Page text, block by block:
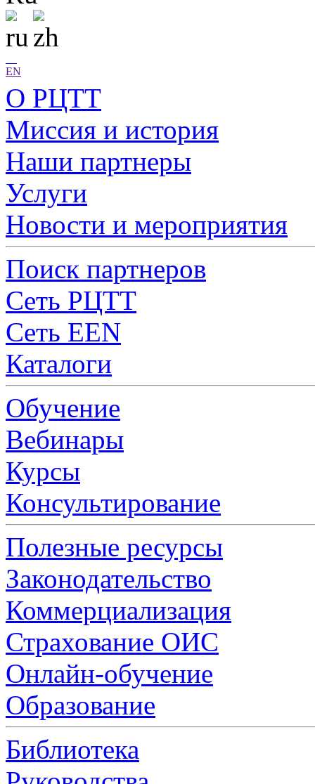
EN
О РЦТТ
Миссия и история
Наши партнеры
Услуги
Новости и мероприятия
Поиск партнеров
Сеть РЦТТ
Сеть EEN
Каталоги
Обучение
Вебинары
Курсы
Консультирование
Полезные ресурсы
Законодательство
Коммерциализация
Страхование ОИС
Онлайн-обучение
Образование
Библиотека